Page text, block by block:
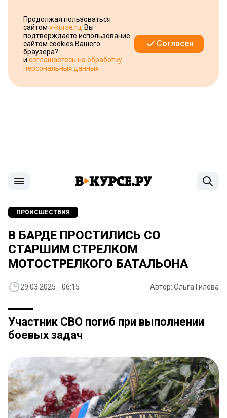
Продолжая пользоваться
сайтом v-kurse.ru, Вы
подтверждаете использование
сайтом cookies Вашего
браузера?
и соглашаетесь на обработку
персональных данных
Согласен
ПРОИСШЕСТВИЯ
В БАРДЕ ПРОСТИЛИСЬ СО
СТАРШИМ СТРЕЛКОМ
МОТОСТРЕЛКОГО БАТАЛЬОНА
29.03.2025 06:15 Автор: Ольга Гилёва
Участник СВО погиб при выполнении
боевых задач